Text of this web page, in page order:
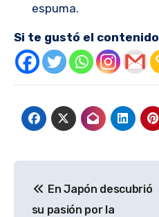
espuma.
Si te gustó el
de
En Japón descubrió
su pasión por la